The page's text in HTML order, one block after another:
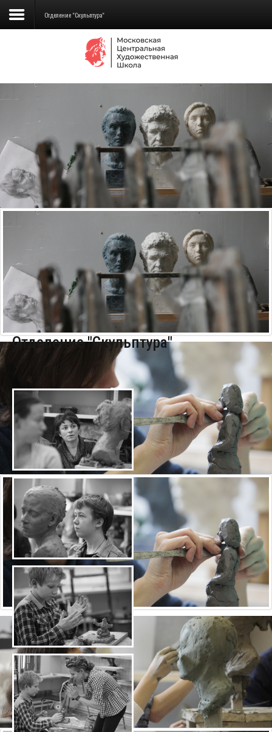
Сведения об образовательной
Училище
Детская Художественная школа
Поступающим
Подготовка
Курсы повышения квалификации
Центр непрерывного образования
Конкурсы
Творческий инкубатор
Отделение "Скульптура"
Отделение "Скульптура"